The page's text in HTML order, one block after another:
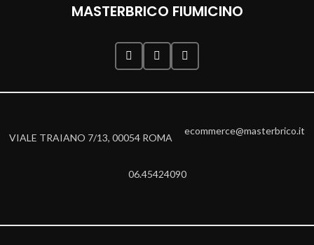
MASTERBRICO FIUMICINO
VIALE TRAIANO 7/13, 00054 ROMA
ecommerce@masterbrico.it
06.45424090